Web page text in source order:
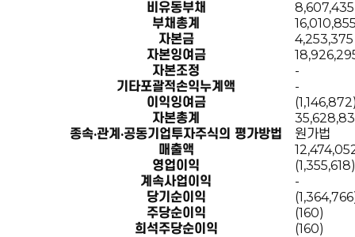
비유동부채
8,607,435
부채총계
자본금
4,253,375
자본잉여금
자본조정
-
기타포괄적손익누계액
-
이익잉여금
자본총계
종속·관계·공동기업투자주식의 평가방법
원가법
매출액
영업이익
(1,355,618)
계속사업이익
-
당기순이익
주당순이익
(160)
희석주당순이익
(160)